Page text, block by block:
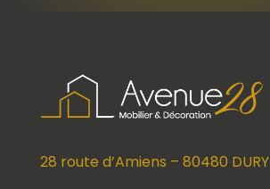
28 route d’Amiens – 80480 DURY